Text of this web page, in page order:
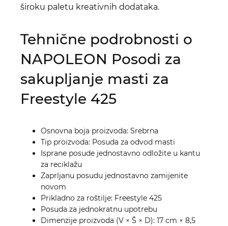
široku paletu kreativnih dodataka.
Tehnične podrobnosti o
NAPOLEON Posodi za
sakupljanje masti za
Freestyle 425
Osnovna boja proizvoda: Srebrna
Tip proizvoda: Posuda za odvod masti
Isprane posude jednostavno odložite u kantu
za reciklažu
Zaprljanu posudu jednostavno zamijenite
novom
Prikladno za roštilje: Freestyle 425
Posuda za jednokratnu upotrebu
Dimenzije proizvoda (V × Š × D): 17 cm × 8,5